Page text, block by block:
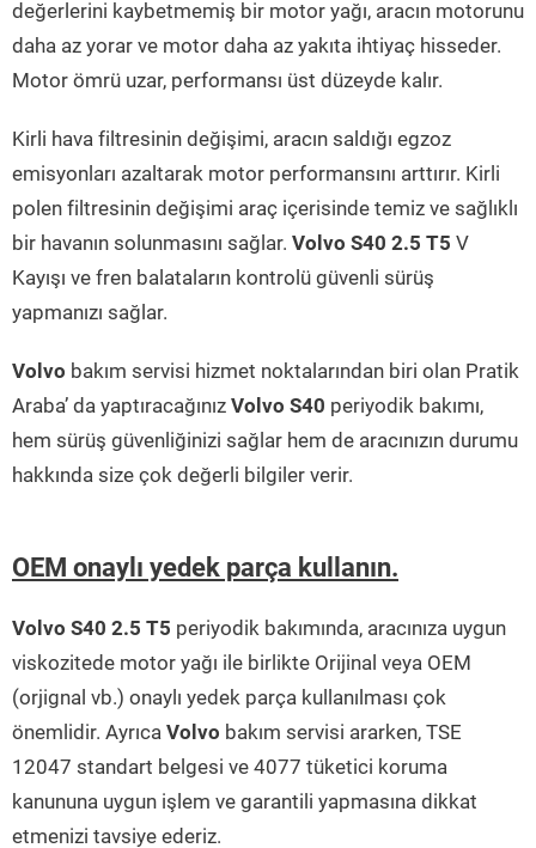
değerlerini kaybetmemiş bir motor yağı, aracın motorunu
daha az yorar ve motor daha az yakıta ihtiyaç hisseder.
Motor ömrü uzar, performansı üst düzeyde kalır.
Kirli hava filtresinin değişimi, aracın saldığı egzoz
emisyonları azaltarak motor performansını arttırır. Kirli
polen filtresinin değişimi araç içerisinde temiz ve sağlıklı
bir havanın solunmasını sağlar. Volvo S40 2.5 T5 V
Kayışı ve fren balataların kontrolü güvenli sürüş
yapmanızı sağlar.
Volvo bakım servisi hizmet noktalarından biri olan Pratik
Araba’ da yaptıracağınız Volvo S40 periyodik bakımı,
hem sürüş güvenliğinizi sağlar hem de aracınızın durumu
hakkında size çok değerli bilgiler verir.
OEM onaylı yedek parça kullanın.
Volvo S40 2.5 T5 periyodik bakımında, aracınıza uygun
viskozitede motor yağı ile birlikte Orijinal veya OEM
(orjignal vb.) onaylı yedek parça kullanılması çok
önemlidir. Ayrıca Volvo bakım servisi ararken, TSE
12047 standart belgesi ve 4077 tüketici koruma
kanununa uygun işlem ve garantili yapmasına dikkat
etmenizi tavsiye ederiz.